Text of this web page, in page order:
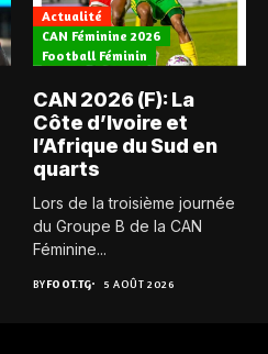
Actualité
CAN Féminine 2026
Football Féminin
CAN 2026 (F): La
Côte d’Ivoire et
l’Afrique du Sud en
quarts
Lors de la troisième journée
du Groupe B de la CAN
Féminine...
BYFOOT.TG 5 AOÛT 2026